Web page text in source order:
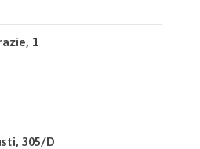
1
305/D